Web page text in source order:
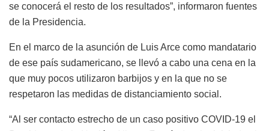
se conocerá el resto de los resultados”, informaron fuentes
de la Presidencia.
En el marco de la asunción de Luis Arce como mandatario
de ese país sudamericano, se llevó a cabo una cena en la
que muy pocos utilizaron barbijos y en la que no se
respetaron las medidas de distanciamiento social.
“Al ser contacto estrecho de un caso positivo COVID-19 el